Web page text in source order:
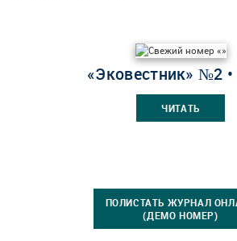
«Эковестник» №2 •
ЧИТАТЬ
ПОЛИСТАТЬ ЖУРНАЛ
(ДЕМО НОМЕР)